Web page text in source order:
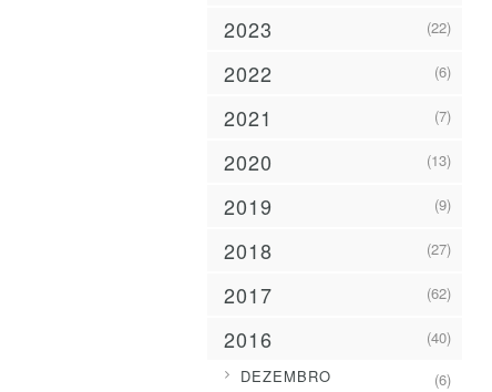
2023 (22)
2022 (6)
2021 (7)
2020 (13)
2019 (9)
2018 (27)
2017 (62)
2016 (40)
► DEZEMBRO (6)